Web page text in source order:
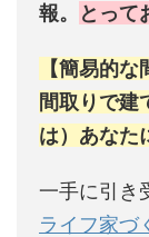
報。
とって
【簡易的
間取りで建
は）あなた
一手に引き
ライフ家づ